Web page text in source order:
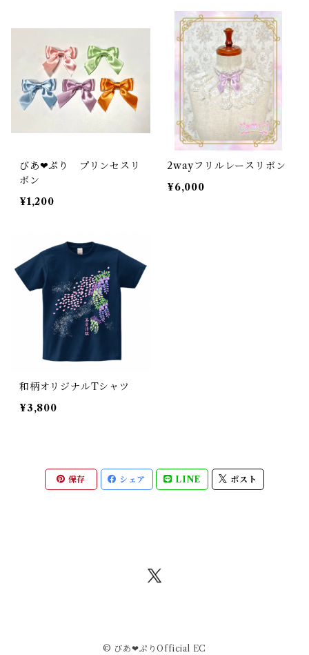
びあ❤︎ぷり プリンセスリ
ボン
¥1,200
2wayフリルレースリボン
¥6,000
和柄オリジナルTシャツ
¥3,800
保存 シェア LINE ポスト
© びあ❤︎ぷりOfficial EC